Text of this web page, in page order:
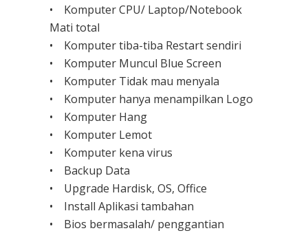
• Komputer CPU/ Laptop/Notebook
Mati total
• Komputer tiba-tiba Restart sendiri
• Komputer Muncul Blue Screen
• Komputer Tidak mau menyala
• Komputer hanya menampilkan Logo
• Komputer Hang
• Komputer Lemot
• Komputer kena virus
• Backup Data
• Upgrade Hardisk, OS, Office
• Install Aplikasi tambahan
• Bios bermasalah/ penggantian